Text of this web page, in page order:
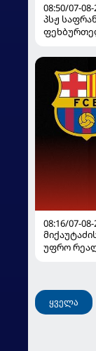
08:50/07-
პსჟ
08:16/07-
უფრო
ყველა